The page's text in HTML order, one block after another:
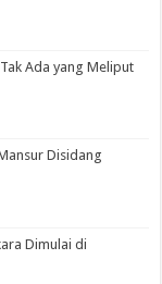
Ada yang Meliput
Disidang
Dimulai di